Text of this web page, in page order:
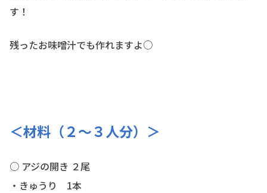
す！
残ったお味噌汁でも作れますよ○
＜材料（２〜３人分）＞
○ アジの開き ２尾
・きゅうり 1本